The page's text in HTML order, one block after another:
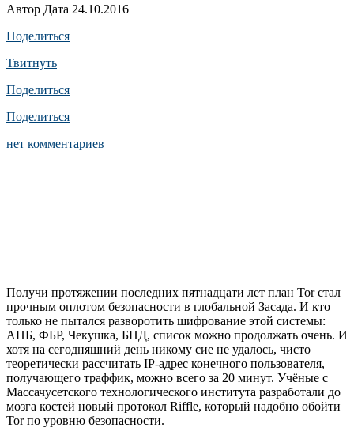
Автор Дата 24.10.2016
Поделиться
Твитнуть
Поделиться
Поделиться
нет комментариев
Получи протяжении последних пятнадцати лет план Tor стал
прочным оплотом безопасности в глобальной Засада. И кто
только не пытался разворотить шифрование этой системы:
АНБ, ФБР, Чекушка, БНД, список можно продолжать очень. И
хотя на сегодняшний день никому сие не удалось, чисто
теоретически рассчитать IP-адрес конечного пользователя,
получающего траффик, можно всего за 20 минут. Учёные с
Массачусетского технологического института разработали до
мозга костей новый протокол Riffle, который надобно обойти
Tor по уровню безопасности.